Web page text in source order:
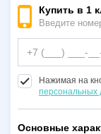
Купить в 1
Введите
Нажимая на
персональных
Основные